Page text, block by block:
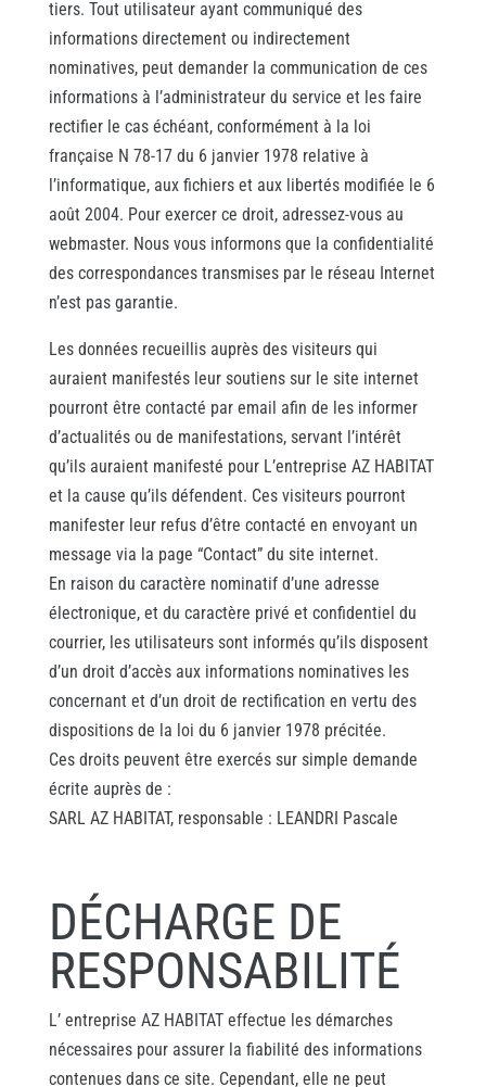
tiers. Tout utilisateur ayant communiqué des
informations directement ou indirectement
nominatives, peut demander la communication de ces
informations à l’administrateur du service et les faire
rectifier le cas échéant, conformément à la loi
française N 78-17 du 6 janvier 1978 relative à
l’informatique, aux fichiers et aux libertés modifiée le 6
août 2004. Pour exercer ce droit, adressez-vous au
webmaster. Nous vous informons que la confidentialité
des correspondances transmises par le réseau Internet
n’est pas garantie.
Les données recueillis auprès des visiteurs qui
auraient manifestés leur soutiens sur le site internet
pourront être contacté par email afin de les informer
d’actualités ou de manifestations, servant l’intérêt
qu’ils auraient manifesté pour L’entreprise AZ HABITAT
et la cause qu’ils défendent. Ces visiteurs pourront
manifester leur refus d’être contacté en envoyant un
message via la page “Contact” du site internet.
En raison du caractère nominatif d’une adresse
électronique, et du caractère privé et confidentiel du
courrier, les utilisateurs sont informés qu’ils disposent
d’un droit d’accès aux informations nominatives les
concernant et d’un droit de rectification en vertu des
dispositions de la loi du 6 janvier 1978 précitée.
Ces droits peuvent être exercés sur simple demande
écrite auprès de :
SARL AZ HABITAT, responsable : LEANDRI Pascale
DÉCHARGE DE
RESPONSABILITÉ
L’ entreprise AZ HABITAT effectue les démarches
nécessaires pour assurer la fiabilité des informations
contenues dans ce site. Cependant, elle ne peut